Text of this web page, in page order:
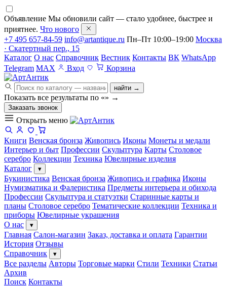
Объявление Мы обновили сайт — стало удобнее, быстрее и
приятнее. Что нового
+7 495 657-84-59 info@artantique.ru Пн–Пт 10:00–19:00 Москва
· Скатертный пер., 15
Каталог О нас Справочник Вестник Контакты ВК WhatsApp
Telegram MAX Вход Корзина
найти →
Показать все результаты по «» →
Заказать звонок
Открыть меню
Книги Венская бронза Живопись Иконы Монеты и медали
Интерьер и быт Профессии Скульптура Карты Столовое
серебро Коллекции Техника Ювелирные изделия
Каталог
▾
Букинистика Венская бронза Живопись и графика Иконы
Нумизматика и Фалеристика Предметы интерьера и обихода
Профессии Скульптура и статуэтки Старинные карты и
планы Столовое серебро Тематические коллекции Техника и
приборы Ювелирные украшения
О нас
▾
Главная Салон-магазин Заказ, доставка и оплата Гарантии
История Отзывы
Справочник
▾
Все разделы Авторы Торговые марки Стили Техники Статьи
Архив
Поиск Контакты